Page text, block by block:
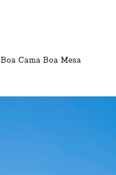
Cama Boa Mesa